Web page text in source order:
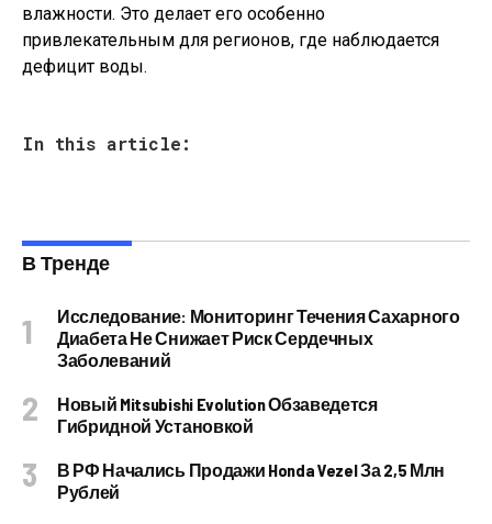
влажности. Это делает его особенно
привлекательным для регионов, где наблюдается
дефицит воды.
In this article:
В Тренде
Исследование: Мониторинг Течения Сахарного
Диабета Не Снижает Риск Сердечных
Заболеваний
Новый Mitsubishi Evolution Обзаведется
Гибридной Установкой
В РФ Начались Продажи Honda Vezel За 2,5 Млн
Рублей